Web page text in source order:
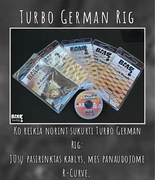
Turbo German Rig
Ko reikia norint sukurti Turbo German
Rig:
Jūsų pasirinktas kablys, mes panaudojome
R-Curve,